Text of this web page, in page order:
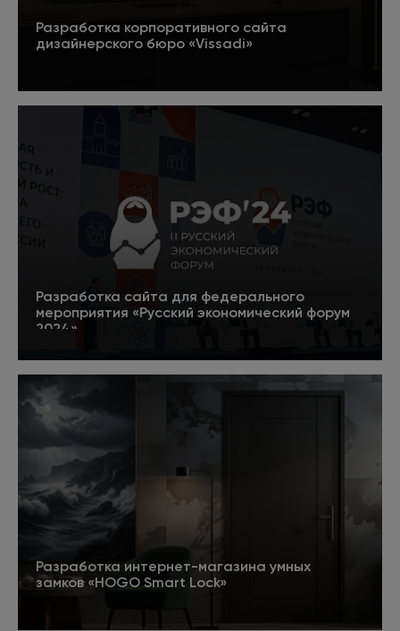
Разработка корпоративного сайта
дизайнерского бюро «Vissadi»
Подробнее
Разработка сайта для федерального
мероприятия «Русский экономический форум
2024»
Подробнее 5
Разработка интернет-магазина умных
замков «HOGO Smart Lock»